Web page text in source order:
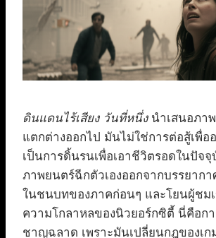
ดินแดนไร้เสียง วันที่หนึ่งนำเสนอภา
แตกต่างออกไป มันไม่ใช่การต่อสู้เพื่อ
เป็นการดิ้นรนเพื่อเอาชีวิตรอดในปัจ
ภาพยนตร์ฉีกตัวเองออกจากบรรยาก
ในชนบทของภาคก่อนๆ และโยนผู้ชมเ
ความโกลาหลของนิวยอร์กซิตี้ นี่คือก
ชาญฉลาด เพราะมันเปลี่ยนกฎของเก